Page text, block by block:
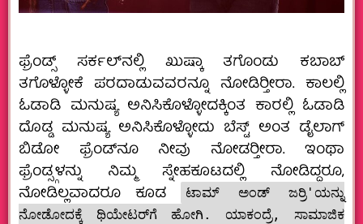
ಫ್ರೆಂಡ್ಸ್ ಸರ್ಕಲ್‌ನಲ್ಲಿ ಖುಷ್ಕಾ ತಗೊಂಡು ಕಬಾಬ್
ತಗೊಳ್ಳೋಕೆ ಪರದಾಡುವವರನ್ನೂ ನೋಡಿರ‍್ತೀರಾ. ಕಾಲಲ್ಲಿ
ಓಡಾಡಿ ಮನುಷ್ಯ ಅನಿಸಿಕೊಳ್ಳೋದಕ್ಕಿಂತ ಕಾರಲ್ಲಿ ಓಡಾಡಿ
ದೊಡ್ಡ ಮನುಷ್ಯ ಅನಿಸಿಕೊಳ್ಳೋದು ಬೆಸ್ಟ್ ಅಂತ ಡೈಲಾಗ್
ಬಿಡೋ ಫ್ರೆಂಡ್‌ನೂ ನೀವು ನೋಡರ‍್ತೀರಾ. ಇಂಥಾ
ಫ್ರೆಂಡ್ಸ್ಗಳನ್ನು ನಿಮ್ಮ ಸ್ನೇಹಕೂಟದಲ್ಲಿ ನೋಡಿದ್ದರೂ,
ನೋಡಿಲ್ಲವಾದರೂ ಕೂಡ
ಟಾಮ್ ಅಂಡ್ ಜರ‍್ರಿ'ಯನ್ನು
ನೋಡೋದಕ್ಕೆ ಥಿಯೇಟರ್‌ಗೆ ಹೋಗಿ. ಯಾಕಂದ್ರೆ, ಸಾಮಾಜಿಕ